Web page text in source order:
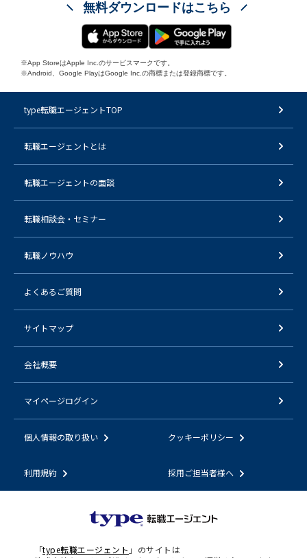
無料ダウンロードはこちら
※App StoreはApple Inc.のサービスマークです。
※Android、Google PlayはGoogle Inc.の商標または登録商標です。
type転職エージェントTOP
転職エージェントとは
転職エージェントの面談
転職相談会・セミナー
転職ノウハウ
よくあるご質問
サイトマップ
会社概要
マイページログイン
個人情報の取り扱い クッキーポリシー
利用規約 採用ご担当者様へ
「type転職エージェント 」のサイトは